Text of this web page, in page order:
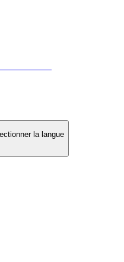
la langue